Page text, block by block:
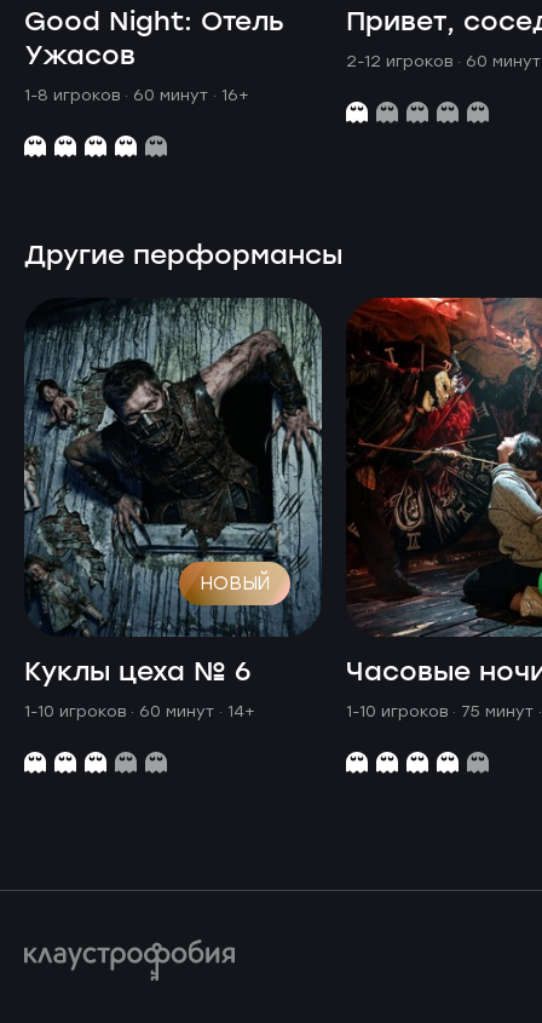
Good Night: Отель
Ужасов
1-8 игроков · 60 минут · 16+
Привет,
2-12 игроков · 60
Другие перформансы
НОВЫЙ
Куклы цеха № 6
1-10 игроков · 60 минут · 14+
Часовые
1-10 игроков · 75 минут